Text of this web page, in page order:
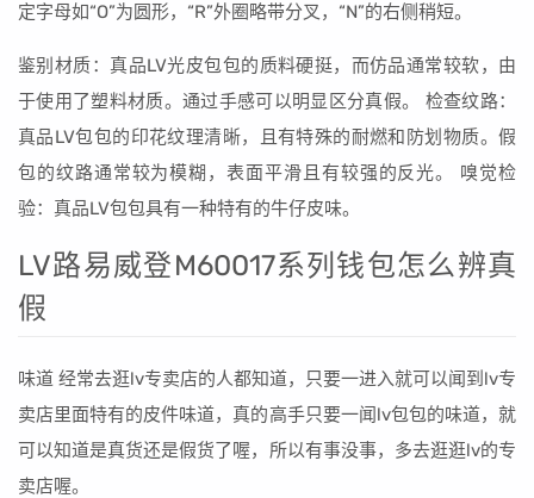
定字母如“O”为圆形，“R”外圈略带分叉，“N”的右侧稍短。
鉴别材质：真品LV光皮包包的质料硬挺，而仿品通常较软，由
于使用了塑料材质。通过手感可以明显区分真假。 检查纹路：
真品LV包包的印花纹理清晰，且有特殊的耐燃和防划物质。假
包的纹路通常较为模糊，表面平滑且有较强的反光。 嗅觉检
验：真品LV包包具有一种特有的牛仔皮味。
LV路易威登M60017系列钱包怎么辨真
假
味道 经常去逛lv专卖店的人都知道，只要一进入就可以闻到lv专
卖店里面特有的皮件味道，真的高手只要一闻lv包包的味道，就
可以知道是真货还是假货了喔，所以有事没事，多去逛逛lv的专
卖店喔。